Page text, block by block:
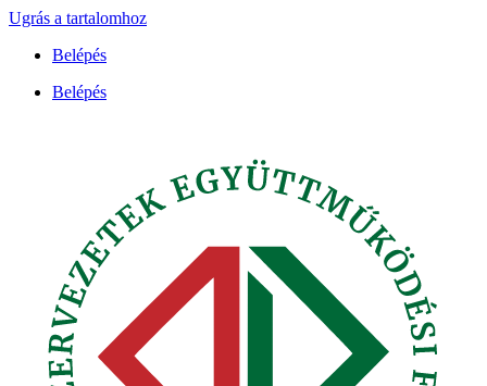
Ugrás a tartalomhoz
Belépés
Belépés